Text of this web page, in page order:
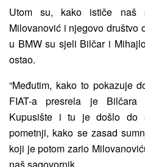
Utom su, kako ističe naš
Milovanović i njegovo društvo
u BMW su sjeli Bilčar i
ostao.
“Međutim, kako to pokazuje
FIAT-a presrela je
Kupusište i tu je došlo do
pometnji, kako se zasad
koji je potom zario
naš sagovornik.